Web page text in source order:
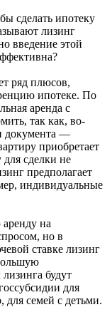
сделать ипотеку
лизинг
введение этой
ряд плюсов,
ипотеке. По
аренда с
так как, во-
документа —
приобретает
сделки не
предполагает
индивидуальные
на
но в
ставке лизинг
будут
для
для семей с детьми.